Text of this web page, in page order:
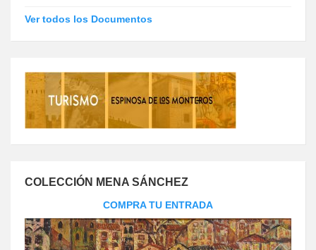
Ver todos los Documentos
COLECCIÓN MENA SÁNCHEZ
COMPRA TU ENTRADA